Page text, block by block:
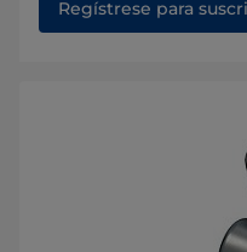
Regístrese para